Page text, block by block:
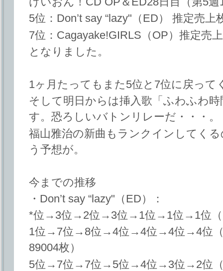
5位：Don’t say “lazy"（ED） 推定売上
7位：Cagayake!GIRLS（OP）推定売
となりました。
1ヶ月たってもまた5位と7位に戻って
そして明日からは挿入歌「ふわふわ
す。恐ろしいバトンリレーだ・・・。
福山雅治の新曲もランクインしてく
う予想が。
今までの推移
・Don’t say “lazy"（ED）：
*位→3位→2位→3位→1位→1位→1位（1
1位→7位→8位→4位→4位→4位→4位（
89004枚）
5位→7位→7位→5位→4位→3位→2位（